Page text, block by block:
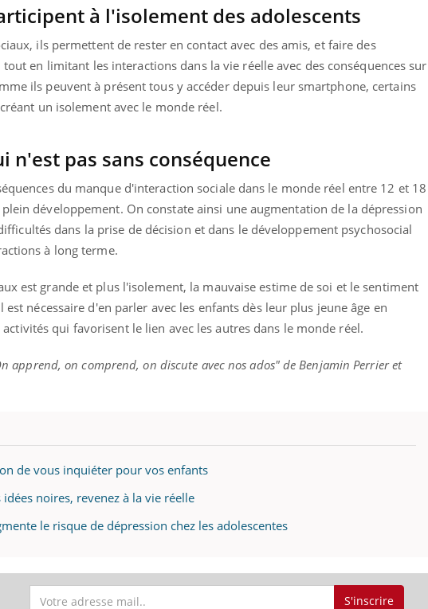
à l'isolement des adolescents
ils permettent de rester en contact avec des amis, et faire des
en limitant les interactions dans la vie réelle avec des conséquences sur
ils peuvent à présent tous y accéder depuis leur smartphone, certains
un isolement avec le monde réel.
n'est pas sans conséquence
du manque d'interaction sociale dans le monde réel entre 12 et 18
développement. On constate ainsi une augmentation de la dépression
dans la prise de décision et dans le développement psychosocial
à long terme.
est grande et plus l'isolement, la mauvaise estime de soi et le sentiment
nécessaire d'en parler avec les enfants dès leur plus jeune âge en
qui favorisent le lien avec les autres dans le monde réel.
apprend, on comprend, on discute avec nos ados" de Benjamin Perrier et
de vous inquiéter pour vos enfants
noires, revenez à la vie réelle
le risque de dépression chez les adolescentes
S'inscrire